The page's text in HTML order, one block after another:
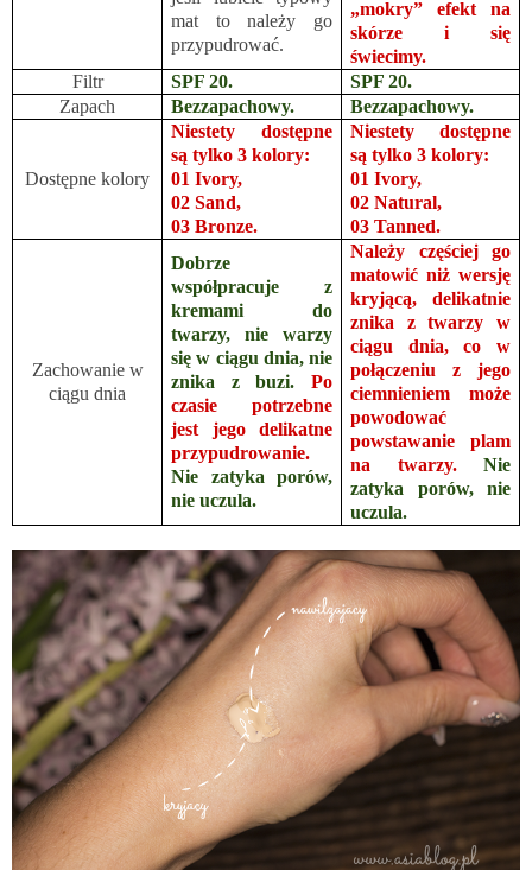
mat to należy go
przypudrować.
„mokry” efekt na
skórze i się
świecimy.
Filtr
SPF 20.
SPF 20.
Zapach
Bezzapachowy. Bezzapachowy.
Dostępne kolory
Niestety dostępne
są tylko 3 kolory:
01 Ivory,
02 Sand,
03 Bronze.
Niestety dostępne
są tylko 3 kolory:
01 Ivory,
02 Natural,
03 Tanned.
Zachowanie w
ciągu dnia
Dobrze
współpracuje z
kremami do
twarzy, nie warzy
się w ciągu dnia, nie
znika z buzi. Po
czasie potrzebne
jest jego delikatne
przypudrowanie.
Nie zatyka porów,
nie uczula.
Należy częściej go
matowić niż wersję
kryjącą, delikatnie
znika z twarzy w
ciągu dnia, co w
połączeniu z jego
ciemnieniem może
powodować
powstawanie plam
na twarzy. Nie
zatyka porów, nie
uczula.